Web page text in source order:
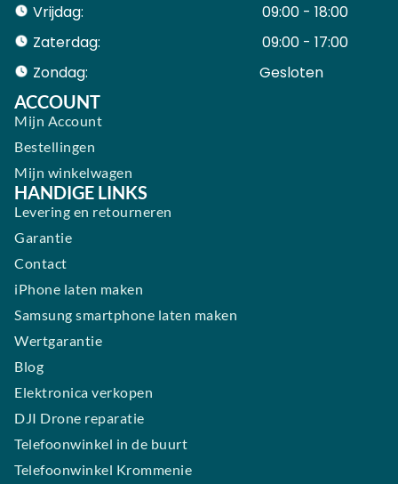
Vrijdag:
09:00 - 18:00
Zaterdag:
09:00 - 17:00
Zondag:
Gesloten ​ ​ ​ ​ ​ ​ ​
ACCOUNT
Mijn Account
Bestellingen
Mijn winkelwagen
HANDIGE LINKS
Levering en retourneren
Garantie
Contact
iPhone laten maken
Samsung smartphone laten maken
Wertgarantie
Blog
Elektronica verkopen
DJI Drone reparatie
Telefoonwinkel in de buurt
Telefoonwinkel Krommenie